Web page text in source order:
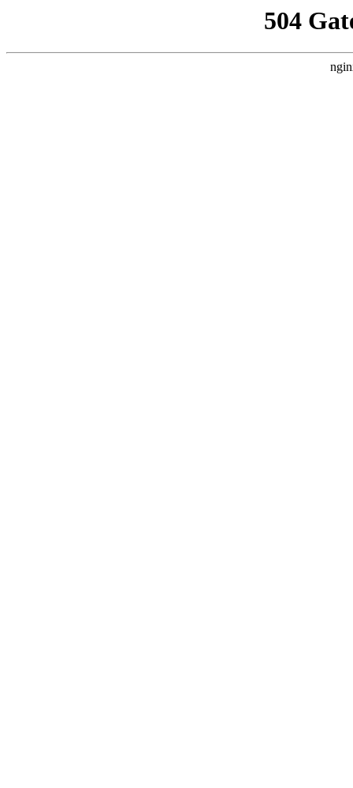
504